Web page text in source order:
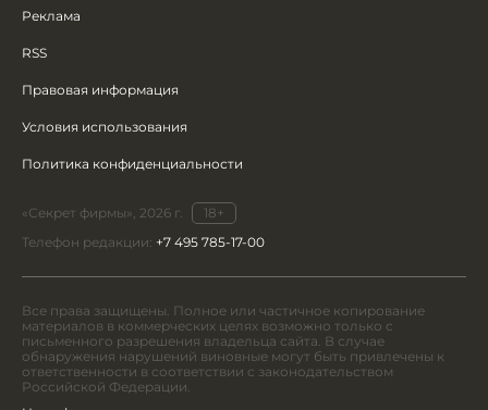
Реклама
RSS
Правовая информация
Условия использования
Политика конфиденциальности
«Секрет фирмы», 2026 г.
18+
Телефон редакции: +7 495 785-17-00
Все права защищены. Полное или частичное копирование
материалов в коммерческих целях возможно только с
письменного разрешения владельца сайта. В случае
обнаружения нарушений виновные могут быть привлечены к
ответственности в соответствии с законодательством
Российской Федерации.